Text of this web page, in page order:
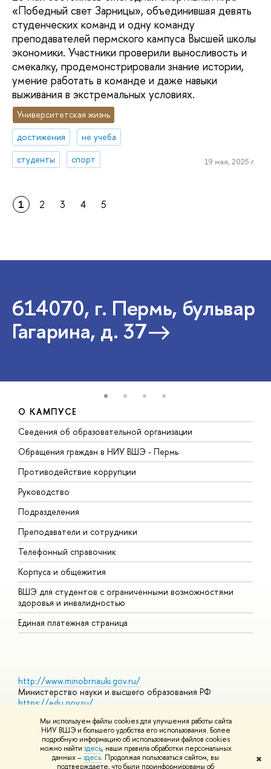
Мы используем файлы cookies для улучшения работы сайта
НИУ ВШЭ и большего удобства его использования. Более
подробную информацию об использовании файлов cookies
можно найти здесь, наши правила обработки персональных
данных –здесь. Продолжая пользоваться сайтом, вы
подтверждаете, что были проинформированы об
✖
«Победный свет Зарницы», объединившая девять
студенческих команд и одну команду
преподавателей пермского кампуса Высшей школы
экономики. Участники проверили выносливость и
смекалку, продемонстрировали знание истории,
умение работать в команде и даже навыки
выживания в экстремальных условиях.
Университетская жизнь
достижения
не учеба
студенты
спорт 19 мая, 2025 г.
1 2 3 4 5
614070, г. Пермь, бульвар
Гагарина, д. 37
О КАМПУСЕ
Сведения об образовательной организации
Обращения граждан в НИУ ВШЭ - Пермь
Противодействие коррупции
Руководство
Подразделения
Преподаватели и сотрудники
Телефонный справочник
Корпуса и общежития
ВШЭ для студентов с ограниченными возможностями
здоровья и инвалидностью
Единая платежная страница
http://www.minobrnauki.gov.ru/
Министерство науки и высшего образования РФ
https://edu.gov.ru/
https://elearning.hse.ru/mooc
Массовые открытые онлайн-курсы